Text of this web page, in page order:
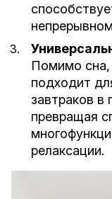
Помимо сна,
подходит
завтраков в
превращая
релаксации.